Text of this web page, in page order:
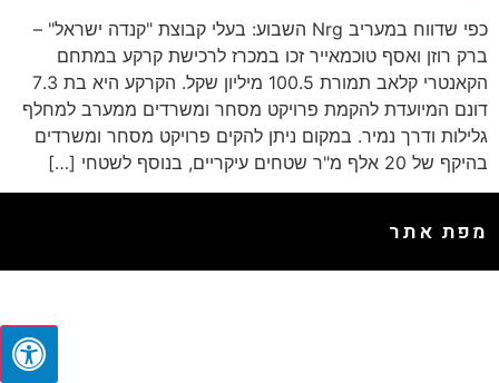
כפי שדווח במעריב Nrg השבוע: בעלי קבוצת "קנדה ישראל" –
ברק רוזן ואסף טוכמאייר זכו במכרז לרכישת קרקע במתחם
הקאנטרי קלאב תמורת 100.5 מיליון שקל. הקרקע היא בת 7.3
דונם המיועדת להקמת פרויקט מסחר ומשרדים ממערב למחלף
גלילות ודרך נמיר. במקום ניתן להקים פרויקט מסחר ומשרדים
בהיקף של 20 אלף מ"ר שטחים עיקריים, בנוסף לשטחי […]
מפת אתר